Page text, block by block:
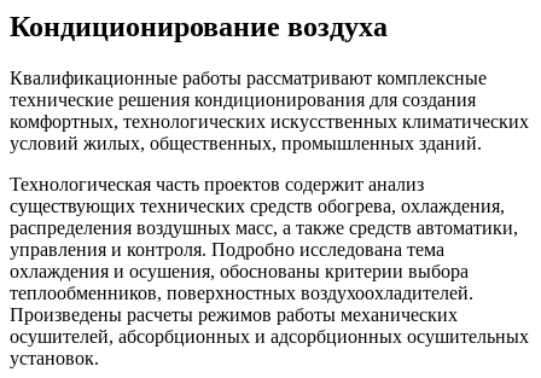
Кондиционирование воздуха
Квалификационные работы рассматривают комплексные
технические решения кондиционирования для создания
комфортных, технологических искусственных климатических
условий жилых, общественных, промышленных зданий.
Технологическая часть проектов содержит анализ
существующих технических средств обогрева, охлаждения,
распределения воздушных масс, а также средств автоматики,
управления и контроля. Подробно исследована тема
охлаждения и осушения, обоснованы критерии выбора
теплообменников, поверхностных воздухоохладителей.
Произведены расчеты режимов работы механических
осушителей, абсорбционных и адсорбционных осушительных
установок.